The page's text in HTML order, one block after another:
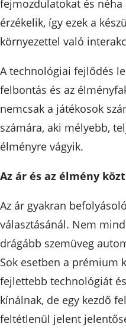
fejmozdulatokat és
érzékelik, így ezek a
környezettel való
A technológiai fejlődés
felbontás és az
nemcsak a játékosok
számára, aki mélyebb,
élményre vágyik.
Az ár és az élmény
Az ár gyakran
választásánál. Nem
drágább szemüveg
Sok esetben a prémium
fejlettebb technológiát
kínálnak, de egy kezdő
feltétlenül jelent